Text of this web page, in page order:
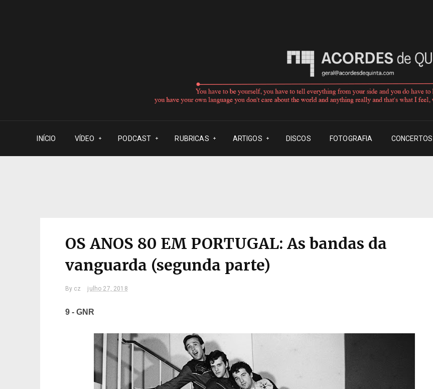
INÍCIO VÍDEO PODCAST RUBRICAS ARTIGOS DISCOS FOTOGRAFIA CONCERTOS
OS ANOS 80 EM PORTUGAL: As bandas da
vanguarda (segunda parte)
By cz julho 27, 2018
9 - GNR